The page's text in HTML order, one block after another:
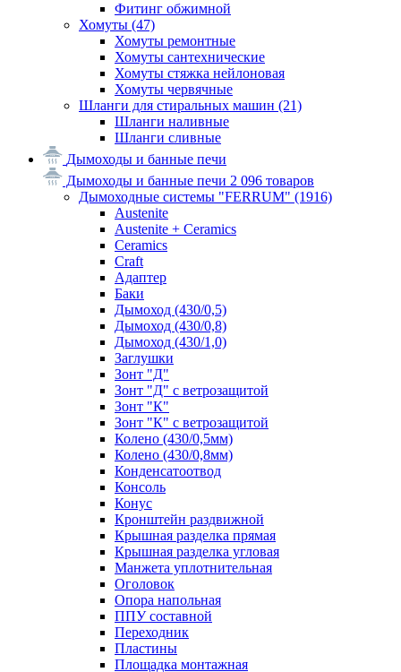
Фитинг обжимной
Хомуты (47)
Хомуты ремонтные
Хомуты сантехнические
Хомуты стяжка нейлоновая
Хомуты червячные
Шланги для стиральных машин (21)
Шланги наливные
Шланги сливные
Дымоходы и банные печи
Дымоходы и банные печи 2 096 товаров
Дымоходные системы "FERRUM" (1916)
Austenite
Austenite + Ceramics
Ceramics
Craft
Адаптер
Баки
Дымоход (430/0,5)
Дымоход (430/0,8)
Дымоход (430/1,0)
Заглушки
Зонт "Д"
Зонт "Д" с ветрозащитой
Зонт "К"
Зонт "К" с ветрозащитой
Колено (430/0,5мм)
Колено (430/0,8мм)
Конденсатоотвод
Консоль
Конус
Кронштейн раздвижной
Крышная разделка прямая
Крышная разделка угловая
Манжета уплотнительная
Оголовок
Опора напольная
ППУ составной
Переходник
Пластины
Площадка монтажная